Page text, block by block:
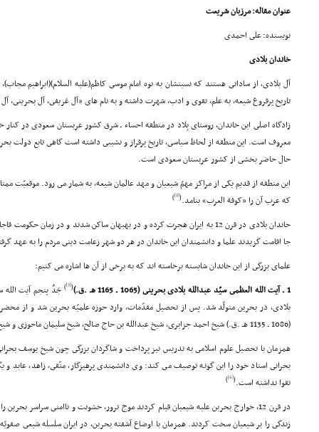
عنوان مقاله: مرزبان شریعت
نویسنده: على احمدى
خاندان بلادى
آل بلادى، از ساداتى هستند که نسبتشان به نوه امام موسى کاظم(علیه السلام)(ابراهیم
تاریخ پرفروغ شیعه، به علم، تقوى و ادب، شهرت داشته و به نام هاى «آل غریفى، آل بحرینى،
زادگاه اصلى این خاندان، روستاى بِلاد در منطقه احساء ـ شرق کشور عربستان سعودى در کنار
معروف است. این منطقه از لحاظ سیاسى، تاریخ پرفراز و نشیبى داشته است گاهى تابع دولت
حال حاضر بخشى از کشور عربستان سعودى است.
این منطقه از قدیم یکى از مراکز مهمّ شیعیان و مهد عالمان شیعه، به شمار مى رود. موقعیّت
که عرب آن را «کوفة العرب» بنامد.(
[2]
)
خاندان بلادى در قرن 12 به ایران هجرت کرده و در بهبهان ساکن شدند و در زمان
جا اقامت گزیدند علما و دانشمندان این خاندان در هر دو شهر زعامت دینى مردم را به عهد
علماى بزرگى از این خاندان شایسته برخاسته اند که به برخى از آن ها اشاره مى کنیم:
1 ـ آیت الله العظمى سیّد عبدالله بلادى بحرینى (1065 ـ 1165 هـ .ق.)
(
[3]
) جَدِّ پنجم آیت الله
بلادى، در بحرین متولّد شد. پس از تحصیل مقدّمات، وارد حوزه علمیّه بحرین شد و از
(1086 ـ 1135 هـ .ق.) شیخ احمد جزایرى، شیخ عبدالله بن حاج صالح، شیخ سلیمان ماحوزى و شیخ احمد بحرانى
همزمان با تحصیل علوم اسلامى به تدریس نیز پرداخت و شاگردان بزرگى چون شیخ یوسف
بحرانى استاد خود را این گونه توصیف مى کند: وى دانشمندى پرهیزگار، متّقى، زاهد،
تقوا نداشته است.(
[6]
)
در قرن 12، خوارج بحرین علیه شیعیان قیام کردند موج ترور، خشونت و ناامنى سراسر
زندگى را بر شیعیان سخت کردند. همزمان با اوضاع آشفته بحرین، در ایران سلسله شیعى